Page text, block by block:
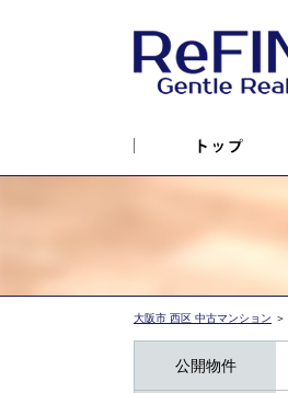
大阪市 西区 中古マンション ＞
公開物件